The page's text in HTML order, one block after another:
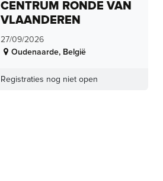
CENTRUM RONDE VAN
VLAANDEREN
27/09/2026
Oudenaarde, België
Registraties nog niet open